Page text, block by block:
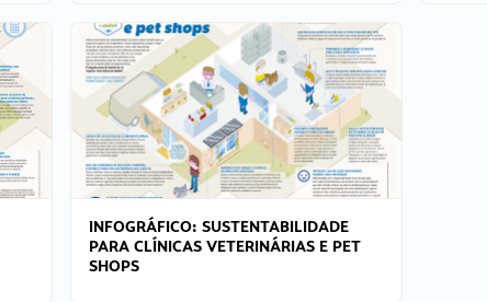
INFOGRÁFICO: SUSTENTABILIDADE
PARA CLÍNICAS VETERINÁRIAS E PET
SHOPS